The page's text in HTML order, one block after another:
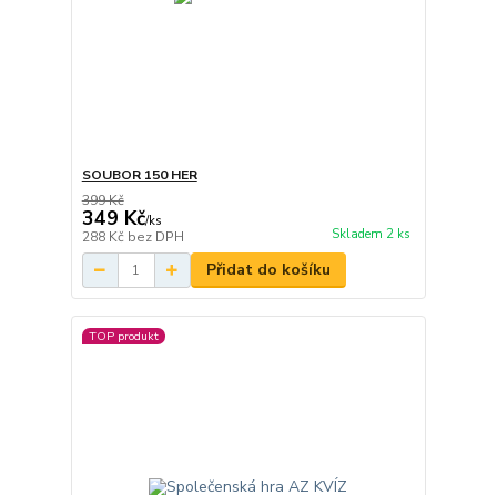
SOUBOR 150 HER
399 Kč
349 Kč/ks
288 Kč bez DPH Skladem 2 ks
Přidat do košíku
TOP produkt